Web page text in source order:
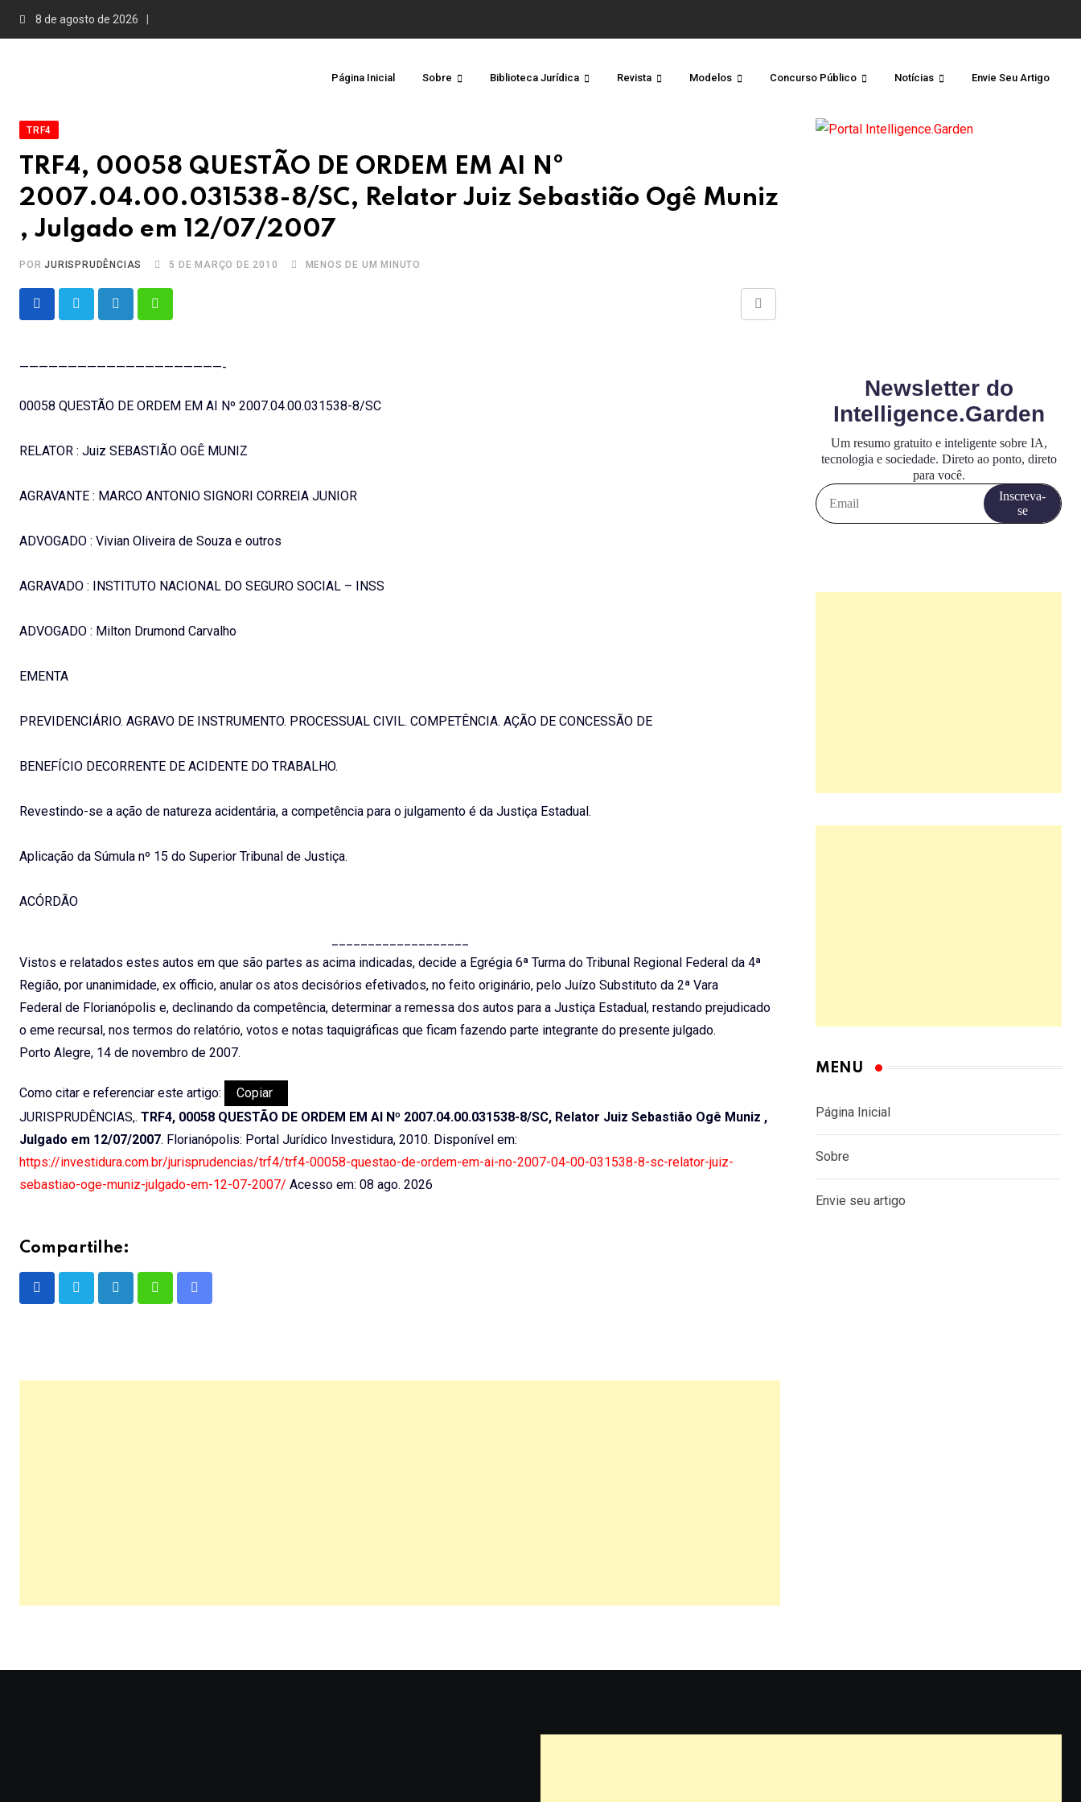
8 de agosto de 2026
Página Inicial Sobre Biblioteca Jurídica Revista Modelos Concurso Público Notícias Envie Seu Artigo
TRF4
TRF4, 00058 QUESTÃO DE ORDEM EM AI Nº
2007.04.00.031538-8/SC, Relator Juiz Sebastião Ogê Muniz
, Julgado em 12/07/2007
PORJURISPRUDÊNCIAS 5 DE MARÇO DE 2010 MENOS DE UM MINUTO
LinkedInWhatsapp
Share
—————————————————————-
00058 QUESTÃO DE ORDEM EM AI Nº 2007.04.00.031538-8/SC
RELATOR : Juiz SEBASTIÃO OGÊ MUNIZ
AGRAVANTE : MARCO ANTONIO SIGNORI CORREIA JUNIOR
ADVOGADO : Vivian Oliveira de Souza e outros
AGRAVADO : INSTITUTO NACIONAL DO SEGURO SOCIAL – INSS
ADVOGADO : Milton Drumond Carvalho
EMENTA
PREVIDENCIÁRIO. AGRAVO DE INSTRUMENTO. PROCESSUAL CIVIL. COMPETÊNCIA. AÇÃO DE CONCESSÃO DE
BENEFÍCIO DECORRENTE DE ACIDENTE DO TRABALHO.
Revestindo-se a ação de natureza acidentária, a competência para o julgamento é da Justiça Estadual.
Aplicação da Súmula nº 15 do Superior Tribunal de Justiça.
ACÓRDÃO
Vistos e relatados estes autos em que são partes as acima indicadas, decide a Egrégia 6ª Turma do Tribunal Regional Federal da 4ª
Região, por unanimidade, ex officio, anular os atos decisórios efetivados, no feito originário, pelo Juízo Substituto da 2ª Vara
Federal de Florianópolis e, declinando da competência, determinar a remessa dos autos para a Justiça Estadual, restando prejudicado
o eme recursal, nos termos do relatório, votos e notas taquigráficas que ficam fazendo parte integrante do presente julgado.
Porto Alegre, 14 de novembro de 2007.
Como citar e referenciar este artigo:
Copiar
JURISPRUDÊNCIAS,. TRF4, 00058 QUESTÃO DE ORDEM EM AI Nº 2007.04.00.031538-8/SC, Relator Juiz Sebastião Ogê Muniz ,
Julgado em 12/07/2007. Florianópolis: Portal Jurídico Investidura, 2010. Disponível em:
https://investidura.com.br/jurisprudencias/trf4/trf4-00058-questao-de-ordem-em-ai-no-2007-04-00-031538-8-sc-relator-juiz-
sebastiao-oge-muniz-julgado-em-12-07-2007/ Acesso em: 08 ago. 2026
Compartilhe:
LinkedInWhatsappShare
MENU
Página Inicial
Sobre
Envie seu artigo